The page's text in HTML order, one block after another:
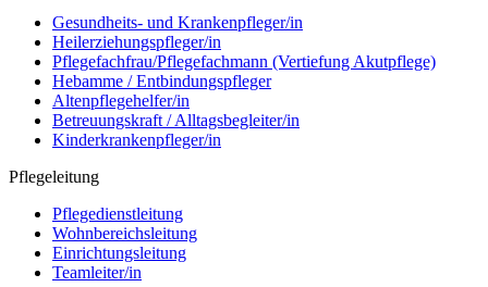
Gesundheits- und Krankenpfleger/in
Heilerziehungspfleger/in
Pflegefachfrau/Pflegefachmann (Vertiefung Akutpflege)
Hebamme / Entbindungspfleger
Altenpflegehelfer/in
Betreuungskraft / Alltagsbegleiter/in
Kinderkrankenpfleger/in
Pflegeleitung
Pflegedienstleitung
Wohnbereichsleitung
Einrichtungsleitung
Teamleiter/in